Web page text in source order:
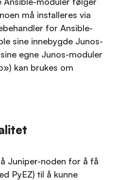
må installeres via
for Ansible-
sine innebygde Junos-
egne Junos-moduler
kan brukes om
Juniper-noden for å få
PyEZ) til å kunne